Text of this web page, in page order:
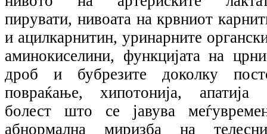
пирувати, нивоата на крвниот
и ацилкарнитин, уринарните
аминокиселини, функцијата на
дроб и бубрезите доколку
повраќање, хипотонија, апатија
болест што се јавува
абнормална миризба на